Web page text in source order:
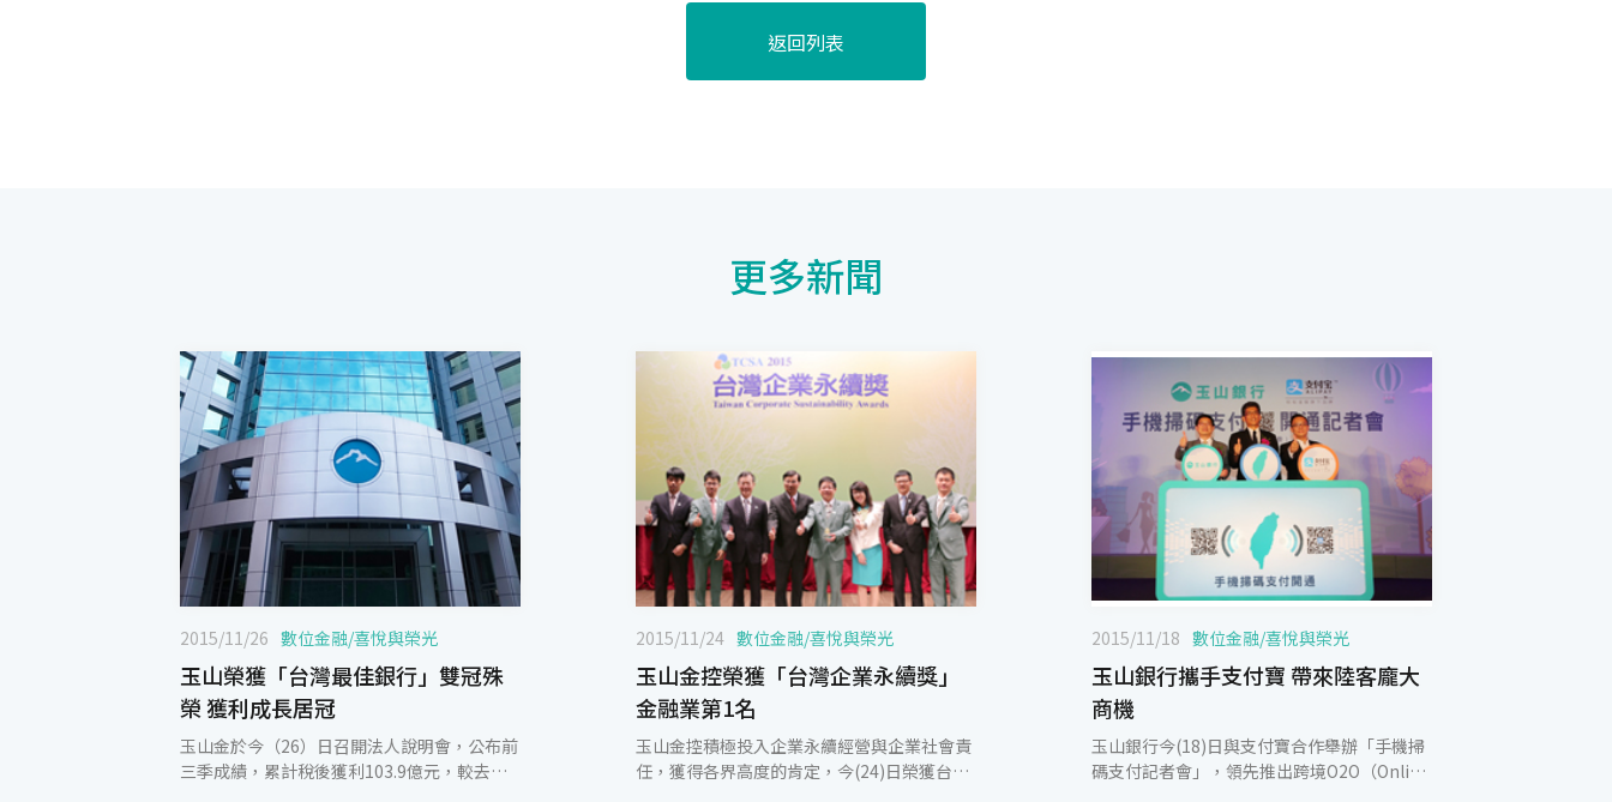
返回列表
更多新聞
2015/11/26 數位金融/喜悅與榮光
玉山榮獲「台灣最佳銀行」雙冠殊
榮 獲利成長居冠
玉山金於今（26）日召開法人說明會，公布前
三季成績，累計稅後獲利103.9億元，較去年
2015/11/24 數位金融/喜悅與榮光
玉山金控榮獲「台灣企業永續獎」
金融業第1名
玉山金控積極投入企業永續經營與企業社會責
任，獲得各界高度的肯定，今(24)日榮獲台灣
2015/11/18 數位金融/喜悅與榮光
玉山銀行攜手支付寶 帶來陸客龐大
商機
玉山銀行今(18)日與支付寶合作舉辦「手機掃
碼支付記者會」，領先推出跨境O2O（Online